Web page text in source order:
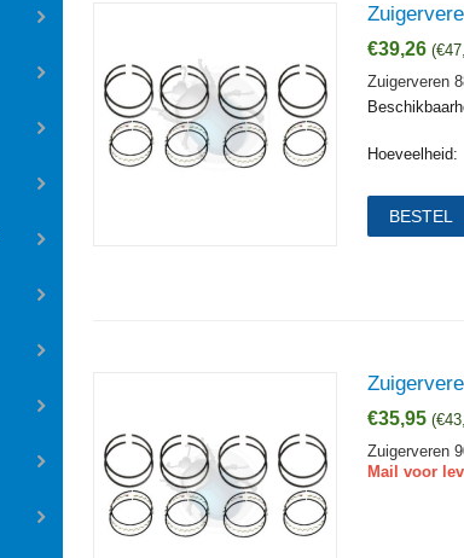
€39,26 (€
Zuigerveren
Hoeveelheid:
BESTEL
€35,95 (€
Zuigerveren
Mail voor